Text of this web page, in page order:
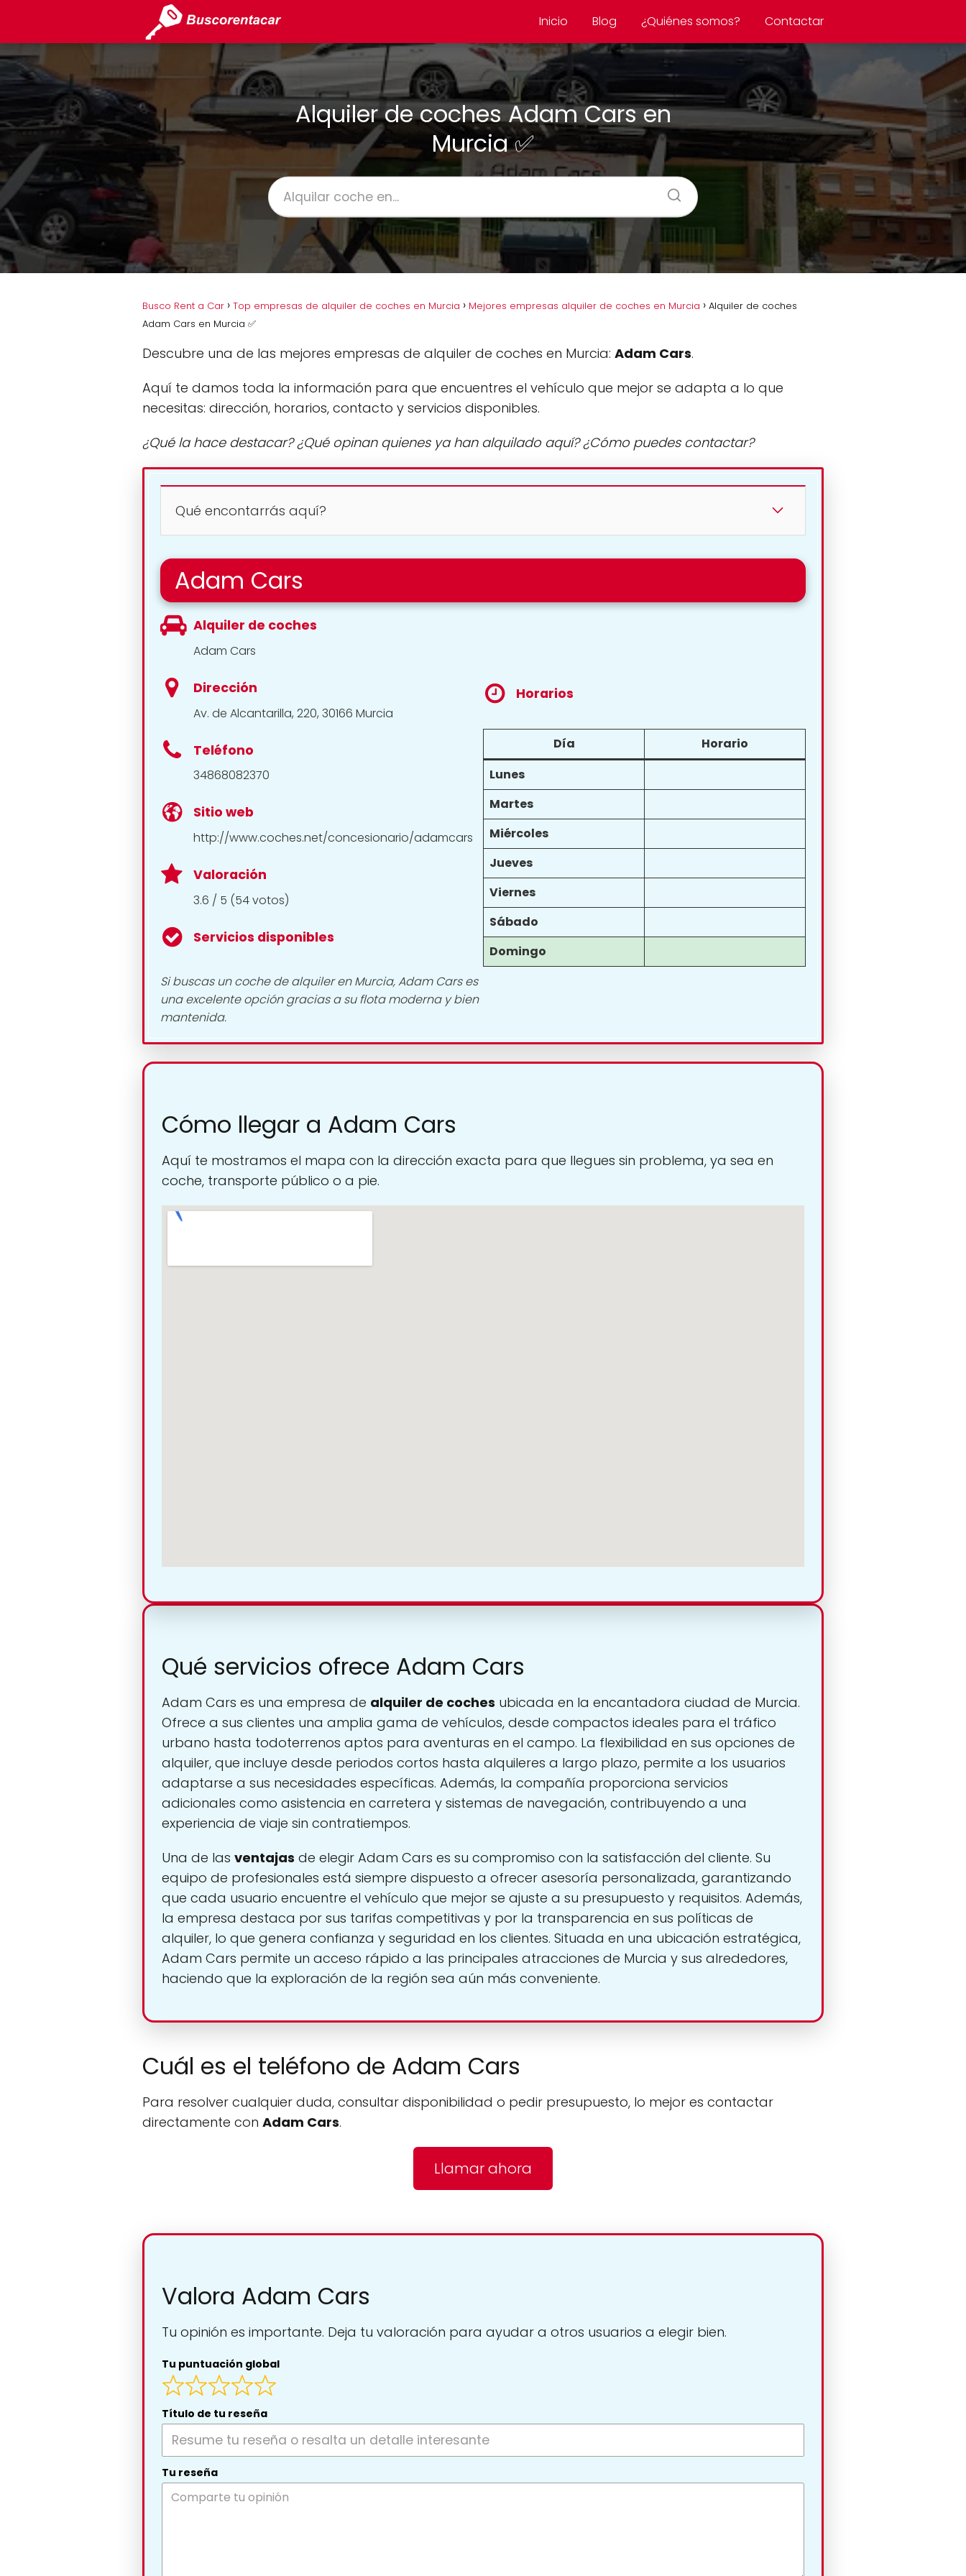
Inicio Blog ¿Quiénes somos? Contactar
Alquiler de coches Adam Cars en
Murcia ✅
Busco Rent a Car Top empresas de alquiler de coches en Murcia Mejores empresas alquiler de coches en Murcia
Alquiler de coches
Adam Cars en Murcia ✅
Descubre una de las mejores empresas de alquiler de coches en Murcia: Adam Cars.
Aquí te damos toda la información para que encuentres el vehículo que mejor se adapta a lo que
necesitas: dirección, horarios, contacto y servicios disponibles.
¿Qué la hace destacar? ¿Qué opinan quienes ya han alquilado aquí? ¿Cómo puedes contactar?
Qué encontarrás aquí?
Adam Cars
Alquiler de coches
Adam Cars
Dirección
Av. de Alcantarilla, 220, 30166 Murcia
Teléfono
34868082370
Sitio web
http://www.coches.net/concesionario/adamcars
Valoración
3.6 / 5 (54 votos)
Servicios disponibles
Si buscas un coche de alquiler en Murcia, Adam Cars es
una excelente opción gracias a su flota moderna y bien
mantenida.
Horarios
Día
Horario
Lunes
Martes
Miércoles
Jueves
Viernes
Sábado
Domingo
Cómo llegar a Adam Cars
Aquí te mostramos el mapa con la dirección exacta para que llegues sin problema, ya sea en
coche, transporte público o a pie.
Qué servicios ofrece Adam Cars
Adam Cars es una empresa de alquiler de coches ubicada en la encantadora ciudad de Murcia.
Ofrece a sus clientes una amplia gama de vehículos, desde compactos ideales para el tráfico
urbano hasta todoterrenos aptos para aventuras en el campo. La flexibilidad en sus opciones de
alquiler, que incluye desde periodos cortos hasta alquileres a largo plazo, permite a los usuarios
adaptarse a sus necesidades específicas. Además, la compañía proporciona servicios
adicionales como asistencia en carretera y sistemas de navegación, contribuyendo a una
experiencia de viaje sin contratiempos.
Una de las ventajas de elegir Adam Cars es su compromiso con la satisfacción del cliente. Su
equipo de profesionales está siempre dispuesto a ofrecer asesoría personalizada, garantizando
que cada usuario encuentre el vehículo que mejor se ajuste a su presupuesto y requisitos. Además,
la empresa destaca por sus tarifas competitivas y por la transparencia en sus políticas de
alquiler, lo que genera confianza y seguridad en los clientes. Situada en una ubicación estratégica,
Adam Cars permite un acceso rápido a las principales atracciones de Murcia y sus alrededores,
haciendo que la exploración de la región sea aún más conveniente.
Cuál es el teléfono de Adam Cars
Para resolver cualquier duda, consultar disponibilidad o pedir presupuesto, lo mejor es contactar
directamente con Adam Cars.
Llamar ahora
Valora Adam Cars
Tu opinión es importante. Deja tu valoración para ayudar a otros usuarios a elegir bien.
Tu puntuación global
Título de tu reseña
Tu reseña